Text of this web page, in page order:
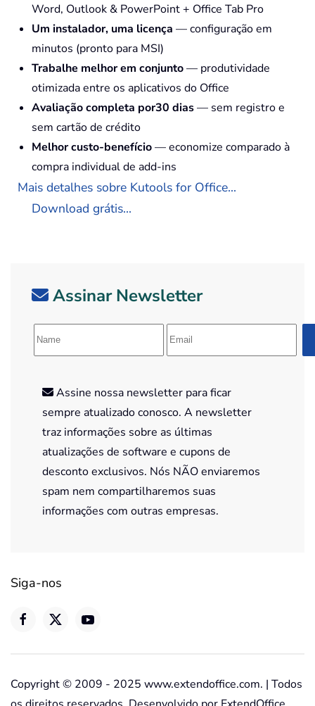
Word, Outlook & PowerPoint + Office Tab Pro
Um instalador, uma licença — configuração em
minutos (pronto para MSI)
Trabalhe melhor em conjunto— produtividade
otimizada entre os aplicativos do Office
Avaliação completa por30 dias— sem registro e
sem cartão de crédito
Melhor custo-benefício— economize comparado à
compra individual de add-ins
Mais detalhes sobre Kutools for Office...
Download grátis...
Assinar Newsletter
Assine nossa newsletter para ficar
sempre atualizado conosco. A newsletter
traz informações sobre as últimas
atualizações de software e cupons de
desconto exclusivos. Nós NÃO enviaremos
spam nem compartilharemos suas
informações com outras empresas.
Siga-nos
Copyright © 2009 - 2025 www.extendoffice.com. | Todos